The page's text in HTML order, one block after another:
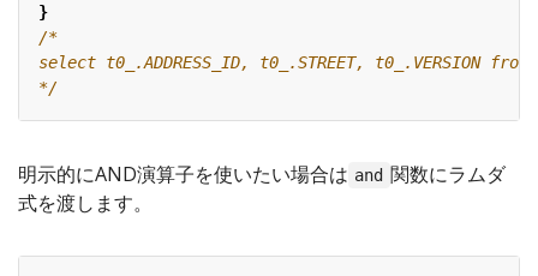
}
*/
明示的にAND演算子を使いたい場合は and 関数にラムダ
式を渡します。